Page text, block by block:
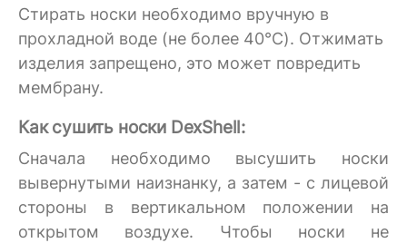
Стирать носки необходимо вручную в
прохладной воде (не более 40°C). Отжимать
изделия запрещено, это может повредить
мембрану.
Как сушить носки DexShell:
Сначала необходимо высушить носки
вывернутыми наизнанку, а затем - с лицевой
стороны в вертикальном положении на
открытом воздухе. Чтобы носки не